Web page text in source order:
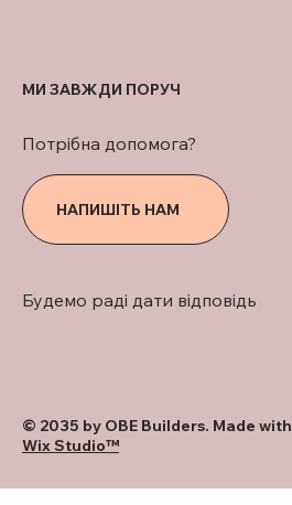
Будемо раді дати відповідь
НАПИШІТЬ НАМ
Потрібна допомога?
МИ ЗАВЖДИ ПОРУЧ
© 2035 by OBE Builders. Made with
Wix Studio™